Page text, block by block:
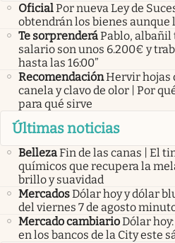
OficialPor nueva Ley de
obtendrán los bienes
Te sorprenderáPablo, albañil
salario son unos 6.200€ y
hasta las 16:00”
RecomendaciónHervir hojas
canela y clavo de olor | Por
para qué sirve
Últimas noticias
BellezaFin de las canas | El
químicos que recupera la
brillo y suavidad
MercadosDólar hoy y dólar
del viernes 7 de agosto
Mercado cambiarioDólar
en los bancos de la City este